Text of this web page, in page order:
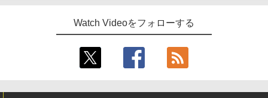
Watch Videoをフォローする